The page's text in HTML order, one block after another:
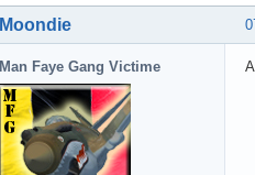
Moondie
Man Faye Gang Victime